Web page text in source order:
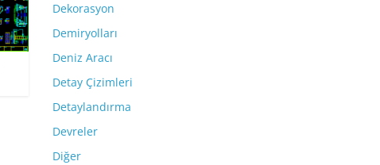
Dekorasyon
Demiryolları
Deniz Aracı
Detay Çizimleri
Detaylandırma
Devreler
Diğer